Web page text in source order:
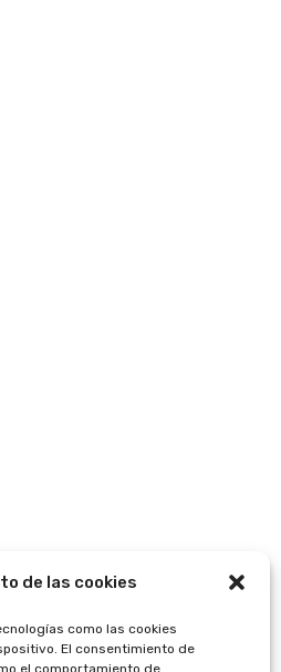
de las cookies
como las cookies
El consentimiento de
el comportamiento de